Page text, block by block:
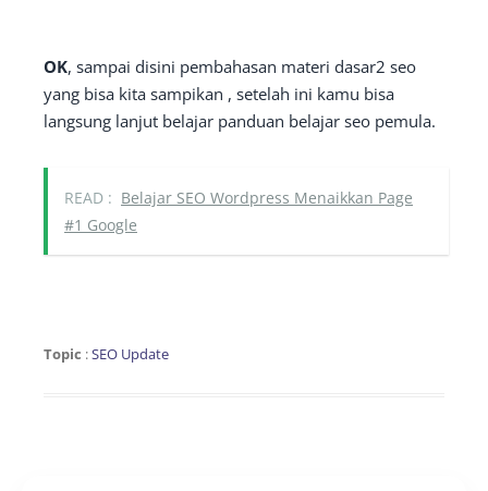
OK, sampai disini pembahasan materi dasar2 seo
yang bisa kita sampikan , setelah ini kamu bisa
langsung lanjut belajar panduan belajar seo pemula.
READ : Belajar SEO Wordpress Menaikkan Page
#1 Google
Topic :SEO Update